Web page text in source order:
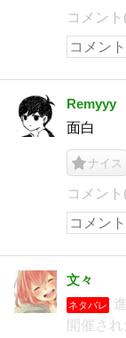
コメント
Remyyy
面白
ナイス
コメント
文々
ネタバレ
開催さ